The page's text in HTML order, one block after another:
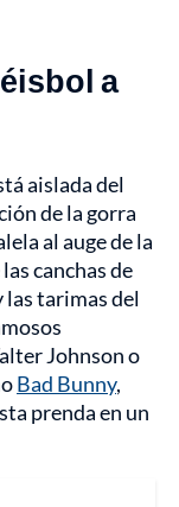
a
aislada del
de la gorra
al auge de la
canchas de
las tarimas del
Johnson o
Bad Bunny,
prenda en un